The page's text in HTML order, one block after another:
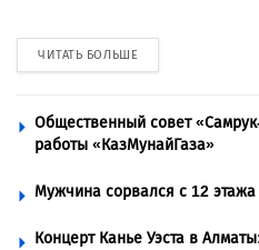
ЧИТАТЬ БОЛЬШЕ
Общественный совет
работы «КазМунайГаза»
Мужчина сорвался с 12 этажа
Концерт Канье Уэста в